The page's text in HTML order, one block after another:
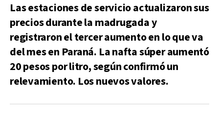
Las estaciones de servicio actualizaron sus
precios durante la madrugada y
registraron el tercer aumento en lo que va
del mes en Paraná. La nafta súper aumentó
20 pesos por litro, según confirmó un
relevamiento. Los nuevos valores.